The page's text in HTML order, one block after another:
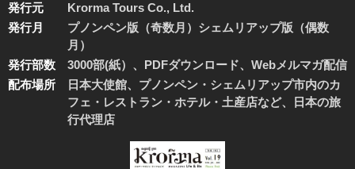
発行元
Krorma Tours Co., Ltd.
発行月
プノンペン版（奇数月）シェムリアップ版（偶数
月）
発行部数
3000部(紙）、PDFダウンロード、Webメルマガ配信
配布場所
日本大使館、プノンペン・シェムリアップ市内のカ
フェ・レストラン・ホテル・土産店など、日本の旅
行代理店